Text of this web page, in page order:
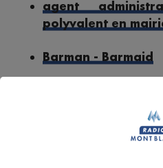
agent
polyvalent en
Barman - Barmaid